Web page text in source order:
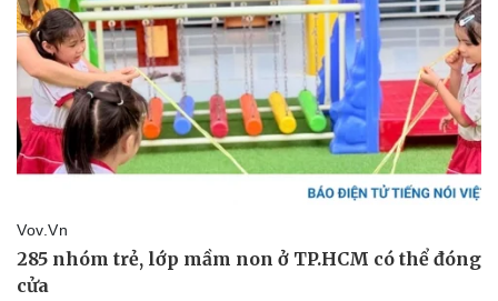
Văn hóa
Sân khấu - Điện ảnh
Văn học
Âm nhạc
Di sản
Giải trí
Nghệ sĩ
Thời trang
Sao Việt